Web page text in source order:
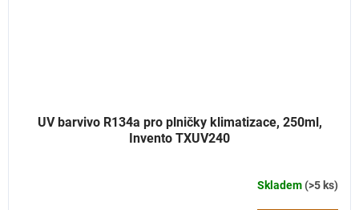
UV barvivo R134a pro plničky klimatizace, 250ml,
Invento TXUV240
Skladem(>5 ks)